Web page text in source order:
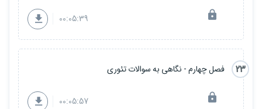
00:05:39
23 فصل چهارم - نگاهی به سوالات تئوری
00:05:57